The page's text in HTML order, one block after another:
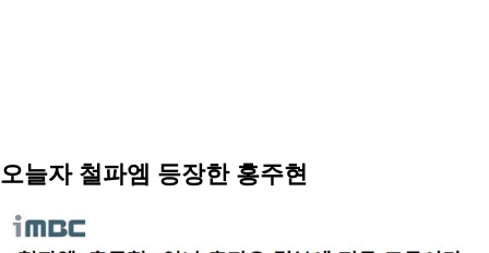
오늘자 철파엠 등장한 홍주현